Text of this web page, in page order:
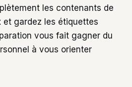
les contenants de
et gardez les étiquettes
vous fait gagner du
à vous orienter